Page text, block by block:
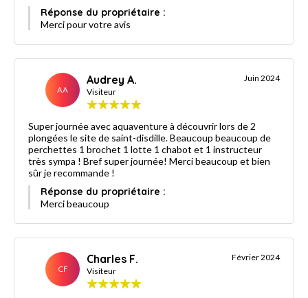
Réponse du propriétaire :
Merci pour votre avis
AA
Audrey A.
Visiteur
Juin 2024
Super journée avec aquaventure à découvrir lors de 2
plongées le site de saint-disdille. Beaucoup beaucoup de
perchettes 1 brochet 1 lotte 1 chabot et 1 instructeur
très sympa ! Bref super journée! Merci beaucoup et bien
sûr je recommande !
Réponse du propriétaire :
Merci beaucoup
CF
Charles F.
Visiteur
Février 2024